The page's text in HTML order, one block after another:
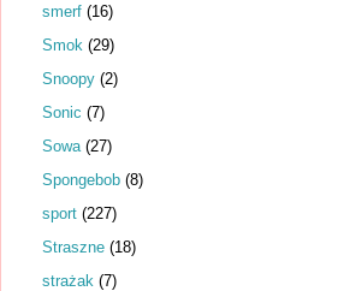
smerf (16)
Smok (29)
Snoopy (2)
Sonic (7)
Sowa (27)
Spongebob (8)
sport (227)
Straszne (18)
strażak (7)